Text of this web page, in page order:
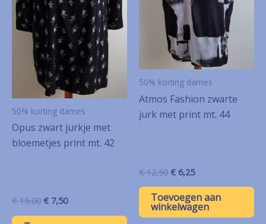
50% korting dames
Opus zwart jurkje met
bloemetjes print mt. 42
€15,00 Oorspronkelijke
was:
€ 7,50Huidige
is:
50% korting dames
Atmos Fashion zwarte
jurk met print mt. 44
€12,50 Oorspronkelijke
was:
€ 12,50.
€ 6,25Huidige
is:
€ 6,25.
Toevoegen aan
winkelwagen